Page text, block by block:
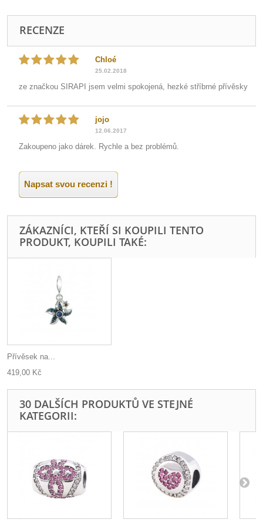
RECENZE
Chloé
25.02.2018
ze značkou SIRAPI jsem velmi spokojená, hezké stříbrné přívěsky
jojo
12.06.2017
Zakoupeno jako dárek. Rychle a bez problémů.
Napsat svou recenzi !
ZÁKAZNÍCI, KTEŘÍ SI KOUPILI TENTO
PRODUKT, KOUPILI TAKÉ:
Přívěsek na...
419,00 Kč
30 DALŠÍCH PRODUKTŮ VE STEJNÉ
KATEGORII: